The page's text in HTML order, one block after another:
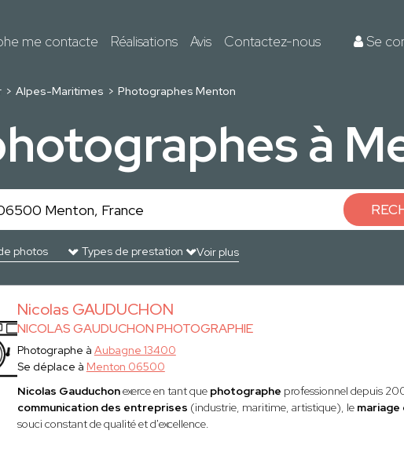
me contacte Réalisations Avis Contactez-nous Se
Alpes-Maritimes Photographes Menton
à
Voir plus
Nicolas GAUDUCHON
NICOLAS GAUDUCHON PHOTOGRAPHIE
Photographe à Aubagne 13400
Se déplace à Menton 06500
Nicolas Gauduchonexerce en tant que photographe professionnel depuis
communication des entreprises (industrie, maritime, artistique), le
souci constant de qualité et d'excellence.